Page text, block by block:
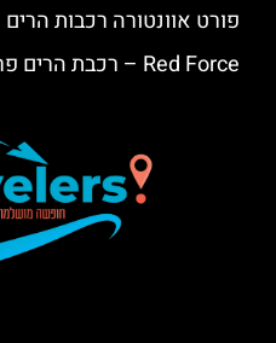
פורט אוונטורה רכבות
Red Force – רכבת הרים פרארי לנד ספרד